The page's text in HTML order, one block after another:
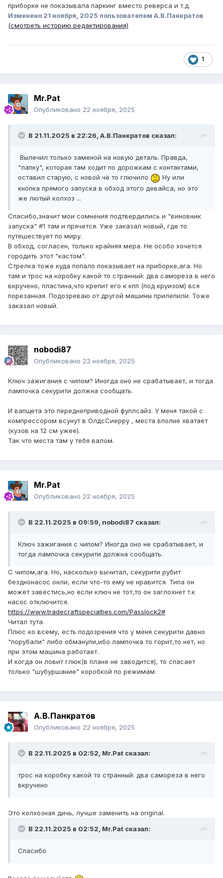
приборке не показывала паркинг вместо реверса и т.д.
Изменено 21 ноября, 2025 пользователем А.В.Панкратов
(смотреть историю редактирования)
1
Mr.Pat
Опубликовано 22 ноября, 2025
В 21.11.2025 в 22:26, А.В.Панкратов сказал:
Вылечил только заменой на новую деталь. Правда,
"лапку", которая там ходит по дорожкам с контактами,
оставил старую, с новой чё то глючило
Ну или
кнопка прямого запуска в обход этого девайса, но это
же лютый колхоз ...
Спасибо,значит мои сомнения подтвердились и "виновник
запуска" #1 там и прячется. Уже заказал новый, где то
путешествует по миру.
В обход, согласен, только крайняя мера. Не особо хочется
городить этот "кастом".
Стрелка тоже куда попало показывает на приборке,ага. Но
там и трос на коробку какой то странный: два самореза в него
вкручено, пластина,что крепит его к кпп (под круизом) вся
порезанная. Подозреваю от другой машины прилепили. Тоже
заказал новый.
nobodi87
Опубликовано 22 ноября, 2025
Ключ зажигания с чипом? Иногда оно не срабатывает, и тогда
лампочка секурити должна сообщать.
И вапщета это переднеприводной фуллсайз. У меня такой с
компрессором всунут в ОлдсСиерру , места вполне хватает
(кузов на 12 см ужее).
Так что места там у тебя валом.
Mr.Pat
Опубликовано 22 ноября, 2025
В 22.11.2025 в 09:59, nobodi87 сказал:
Ключ зажигания с чипом? Иногда оно не срабатывает, и
тогда лампочка секурити должна сообщать.
С чипом,ага. Но, насколько вычитал, секурити рубит
безднонасос онли, если что-то ему не нравится. Типа он
может завестись,но если ключ не тот,то он заглохнет т.к
насос отключится.
https://www.tradecraftspecialties.com/Passlock2#
Читал тута.
Плюс ко всему, есть подозрения что у меня секурити давно
"порубали" либо обманули,ибо лампочка то горит,то нет, но
при этом машина работает.
И когда он ловит глюк(в плане не заводится), то спасает
только "шубуршание" коробкой по режимам.
А.В.Панкратов
Опубликовано 22 ноября, 2025
В 22.11.2025 в 02:52, Mr.Pat сказал:
трос на коробку какой то странный: два самореза в него
вкручено
Это колхозная дичь, лучше заменить на original.
В 22.11.2025 в 02:52, Mr.Pat сказал:
Спасибо